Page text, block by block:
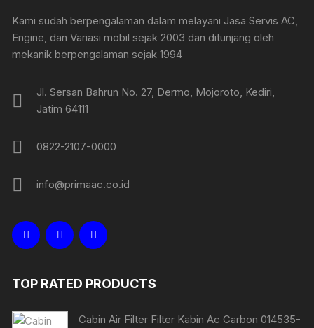
Kami sudah berpengalaman dalam melayani Jasa Servis AC,
Engine, dan Variasi mobil sejak 2003 dan ditunjang oleh
mekanik berpengalaman sejak 1994
Jl. Sersan Bahrun No. 27, Dermo, Mojoroto, Kediri,
Jatim 64111
0822-2107-0000
info@primaac.co.id
TOP RATED PRODUCTS
Cabin Air Filter Filter Kabin Ac Carbon 014535-